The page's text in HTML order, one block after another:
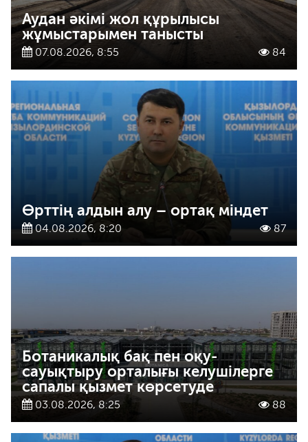
Аудан әкімі жол құрылысы
жұмыстарымен танысты
07.08.2026, 8:55 84
Өрттің алдын алу – ортақ міндет
04.08.2026, 8:20 87
Ботаникалық бақ пен оқу-
сауықтыру орталығы келушілерге
сапалы қызмет көрсетуде
03.08.2026, 8:25 88